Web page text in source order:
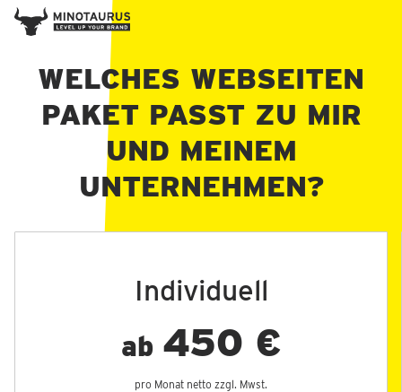
WELCHES WEBSEITEN​
PAKET PASST ZU MIR
UND MEINEM
UNTERNEHMEN?
Individuell
ab 450 €
pro Monat netto zzgl. Mwst.